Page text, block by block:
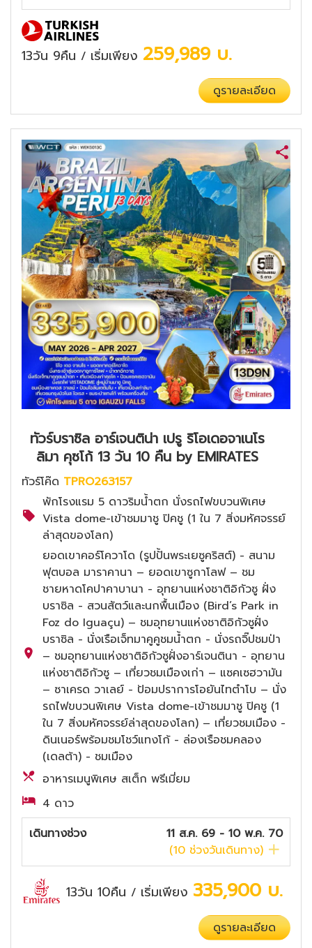
13วัน 9คืน / เริ่มเพียง 259,989 บ.
ดูรายละเอียด
ทัวร์บราซิล อาร์เจนติน่า เปรู ริโอเดอจาเนโร
ลิมา คุซโก้ 13 วัน 10 คืน by EMIRATES
ทัวร์โค๊ด TPRO263157
พักโรงแรม 5 ดาวริมน้ำตก นั่งรถไฟขบวนพิเศษ
Vista dome-เข้าชมมาชู ปิคชู (1 ใน 7 สิ่งมหัศจรรย์
ล่าสุดของโลก)
ยอดเขาคอร์โควาโด (รูปปั้นพระเยซูคริสต์) - สนาม
ฟุตบอล มาราคานา – ยอดเขาซูกาโลฟ – ชม
ชายหาดโคปาคาบานา - อุทยานแห่งชาติอิกัวซู ฝั่ง
บราซิล - สวนสัตว์และนกพื้นเมือง (Bird’s Park in
Foz do Iguaçu) – ชมอุทยานแห่งชาติอิกัวซูฝั่ง
บราซิล - นั่งเรือเจ็ทมาคูคูชมน้ำตก - นั่งรถจิ๊ปชมป่า
– ชมอุทยานแห่งชาติอิกัวซูฝั่งอาร์เจนตินา - อุทยาน
แห่งชาติอิกัวซู – เที่ยวชมเมืองเก่า – แซคเซฮวามัน
– ซาเครด วาเลย์ - ป้อมปราการโอยันไทตำโบ – นั่ง
รถไฟขบวนพิเศษ Vista dome-เข้าชมมาชู ปิคชู (1
ใน 7 สิ่งมหัศจรรย์ล่าสุดของโลก) – เที่ยวชมเมือง -
ดินเนอร์พร้อมชมโชว์แทงโก้ - ล่องเรือชมคลอง
(เดลต้า) - ชมเมือง
อาหารเมนูพิเศษ สเต็ก พรีเมี่ยม
4 ดาว
เดินทางช่วง
11 ส.ค. 69 - 10 พ.ค. 70
(10 ช่วงวันเดินทาง)
13วัน 10คืน / เริ่มเพียง 335,900 บ.
ดูรายละเอียด